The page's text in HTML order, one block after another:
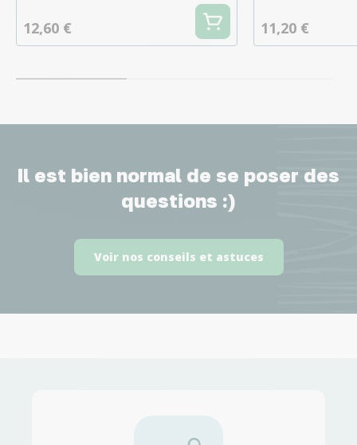
12,60 € 11,20 €
Il est bien normal de se poser des
questions :)
Voir nos conseils et astuces